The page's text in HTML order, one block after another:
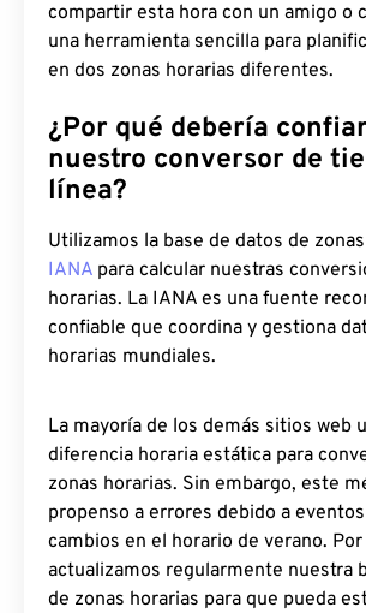
compartir esta hora con un amigo o
una herramienta sencilla para
en dos zonas horarias diferentes.
¿Por qué debería
nuestro conversor de
línea?
Utilizamos la base de datos de
IANA para calcular nuestras
horarias. La IANA es una fuente
confiable que coordina y gestiona
horarias mundiales.
La mayoría de los demás sitios web
diferencia horaria estática para
zonas horarias. Sin embargo, este
propenso a errores debido a
cambios en el horario de verano. Por
actualizamos regularmente nuestra
de zonas horarias para que pueda